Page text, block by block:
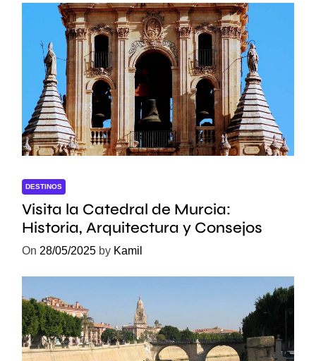
DESTINOS
Visita la Catedral de Murcia:
Historia, Arquitectura y Consejos
On 28/05/2025 by Kamil